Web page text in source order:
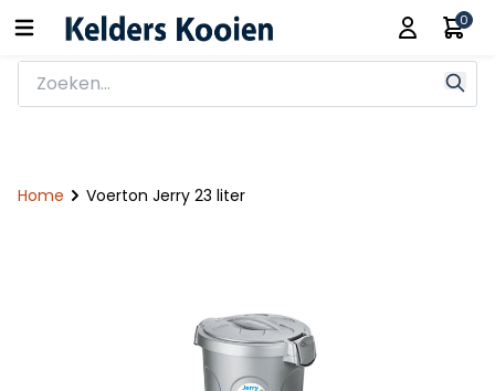
0
Home Voerton Jerry 23 liter